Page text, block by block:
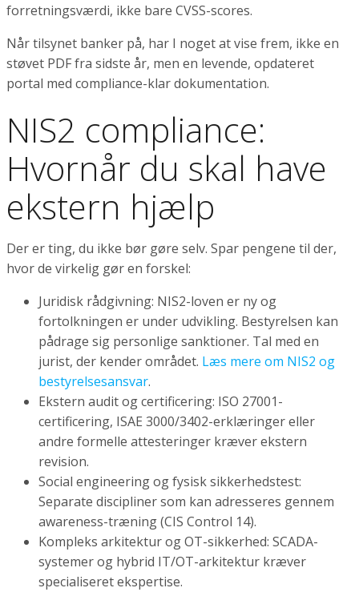
forretningsværdi, ikke bare CVSS-scores.
Når tilsynet banker på, har I noget at vise frem, ikke en
støvet PDF fra sidste år, men en levende, opdateret
portal med compliance-klar dokumentation.
NIS2 compliance:
Hvornår du skal have
ekstern hjælp
Der er ting, du ikke bør gøre selv. Spar pengene til der,
hvor de virkelig gør en forskel:
Juridisk rådgivning: NIS2-loven er ny og
fortolkningen er under udvikling. Bestyrelsen kan
pådrage sig personlige sanktioner. Tal med en
jurist, der kender området. Læs mere om NIS2 og
bestyrelsesansvar.
Ekstern audit og certificering: ISO 27001-
certificering, ISAE 3000/3402-erklæringer eller
andre formelle attesteringer kræver ekstern
revision.
Social engineering og fysisk sikkerhedstest:
Separate discipliner som kan adresseres gennem
awareness-træning (CIS Control 14).
Kompleks arkitektur og OT-sikkerhed: SCADA-
systemer og hybrid IT/OT-arkitektur kræver
specialiseret ekspertise.